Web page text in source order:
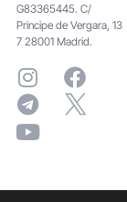
G83365445. C/
Principe de Vergara, 13
7 28001 Madrid.